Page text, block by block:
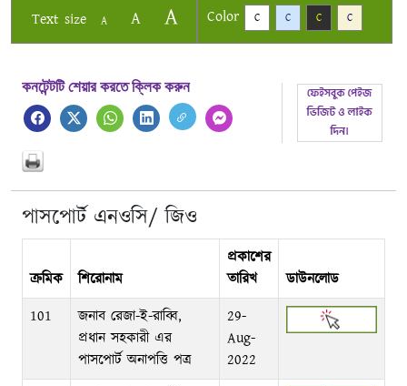
Text size A A A Color C C C C
কনটেন্টটি শেয়ার করতে ক্লিক করুন
পাসপোর্ট এনওসি/ জিও
ক্রমিক শিরোনাম
প্রকাশের
তারিখ
ডাউনলোড
101
জনাব রেজা-ই-রাব্বি,
প্রধান সহকারী এর
পাসপোর্ট অনাপত্তি পত্র
29-
Aug-
2022